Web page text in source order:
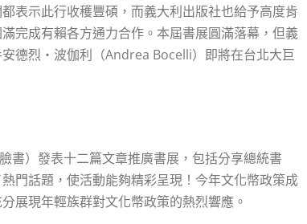
表示此行收穫豐碩，而義大利出版社也給予高度肯
完成有賴各方通力合作。本屆書展圓滿落幕，但義
德烈・波伽利（Andrea Bocelli）即將在台北大巨
書）發表十二篇文章推廣書展，包括分享總統書
門話題，使活動能夠精彩呈現！今年文化幣政策成
展現年輕族群對文化幣政策的熱烈響應。